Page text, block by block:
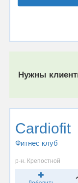
Нужны
Cardiofit
Фитнес клуб
р-н. Крепостной